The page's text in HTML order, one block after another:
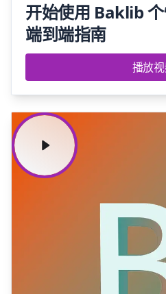
开始使用 Baklib 个
端到端指南
播放